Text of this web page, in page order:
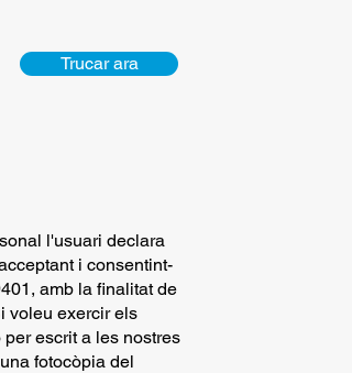
Trucar ara
l'usuari declara
i consentint-
amb la finalitat de
voleu exercir els
escrit a les nostres
fotocòpia del